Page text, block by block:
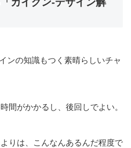
ンの知識もつく素晴らしいチャ
間がかかるし、後回しでよい。
りは、こんなんあるんだ程度で